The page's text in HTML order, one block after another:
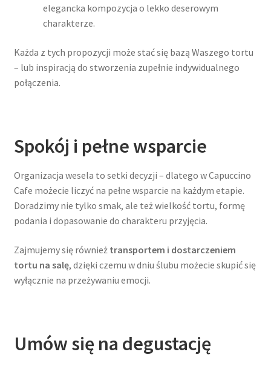
elegancka kompozycja o lekko deserowym
charakterze.
Każda z tych propozycji może stać się bazą Waszego tortu
– lub inspiracją do stworzenia zupełnie indywidualnego
połączenia.
Spokój i pełne wsparcie
Organizacja wesela to setki decyzji – dlatego w Capuccino
Cafe możecie liczyć na pełne wsparcie na każdym etapie.
Doradzimy nie tylko smak, ale też wielkość tortu, formę
podania i dopasowanie do charakteru przyjęcia.
Zajmujemy się również transportem i dostarczeniem
tortu na salę, dzięki czemu w dniu ślubu możecie skupić się
wyłącznie na przeżywaniu emocji.
Umów się na degustację